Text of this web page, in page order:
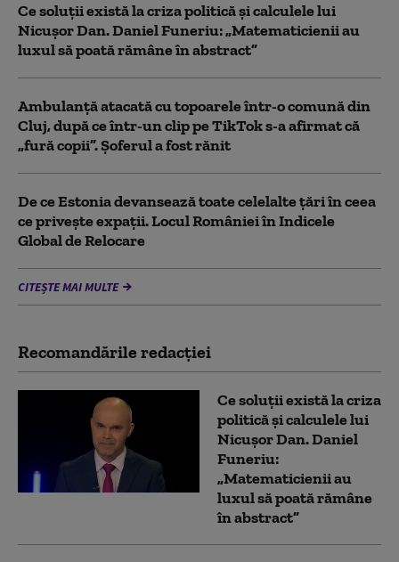
Ce soluții există la criza politică și calculele lui
Nicușor Dan. Daniel Funeriu: „Matematicienii au
luxul să poată rămâne în abstract”
Ambulanţă atacată cu topoarele într-o comună din
Cluj, după ce într-un clip pe TikTok s-a afirmat că
„fură copii”. Șoferul a fost rănit
De ce Estonia devansează toate celelalte țări în ceea
ce privește expații. Locul României în Indicele
Global de Relocare
CITEȘTE MAI MULTE
Recomandările redacţiei
Ce soluții există la criza
politică și calculele lui
Nicușor Dan. Daniel
Funeriu:
„Matematicienii au
luxul să poată rămâne
în abstract”